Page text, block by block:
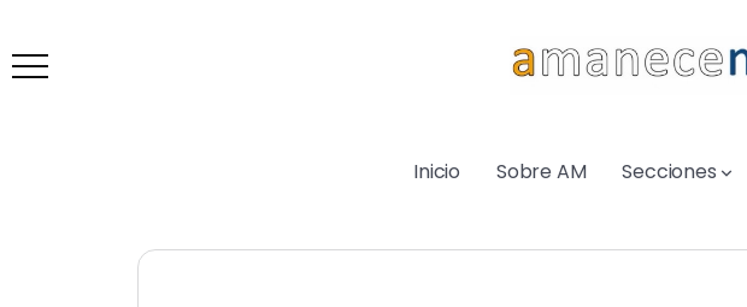
Inicio Sobre AM Secciones